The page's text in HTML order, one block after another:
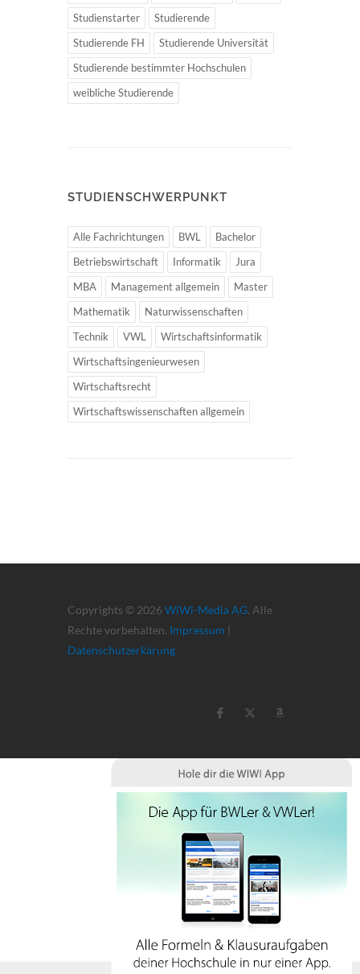
Studienstarter
Studierende
Studierende FH
Studierende Universität
Studierende bestimmter Hochschulen
weibliche Studierende
STUDIENSCHWERPUNKT
Alle Fachrichtungen BWL
Bachelor
Betriebswirtschaft
Informatik
Jura
MBA
Management allgemein
Master
Mathematik
Naturwissenschaften
Technik
VWL
Wirtschaftsinformatik
Wirtschaftsingenieurwesen
Wirtschaftsrecht
Wirtschaftswissenschaften allgemein
Copyrights © 2026 WiWi-Media AG. Alle
Rechte vorbehalten. Impressum |
Datenschutzerkärung